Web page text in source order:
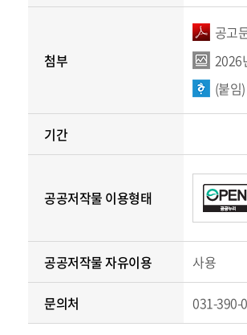
첨부
공고
2026
(붙임
기간
공공저작물 이용형태
공공저작물 자유이용 사용
문의처 031-390-